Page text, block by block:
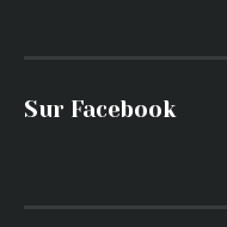
Sur Facebook